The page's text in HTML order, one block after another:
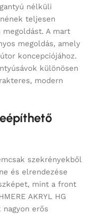
nélküli
teljesen
A mart
megoldás, amely
koncepciójához.
különösen
modern
szekrényekből
és elrendezése
mint a front
AKRYL HG
erős